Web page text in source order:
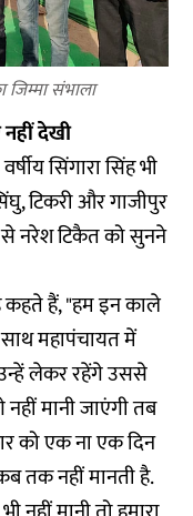
जिम्मा संभाला
देखी
सिंगारा सिंह भी
टिकरी और गाजीपुर
से नरेश टिकैत को सुनने
कहते हैं, "हम इन काले
महापंचायत में
लेकर रहेंगे उससे
मानी जाएंगी तब
को एक ना एक दिन
तक नहीं मानती है.